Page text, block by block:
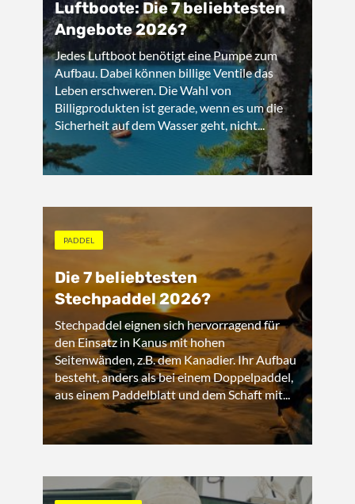
Luftboote: Die 7 beliebtesten
Angebote 2026?
Jedes Luftboot benötigt eine Pumpe zum
Aufbau. Dabei können billige Ventile das
Leben erschweren. Die Wahl von
Billigprodukten ist gerade, wenn es um die
Sicherheit auf dem Wasser geht, nicht...
PADDEL
Die 7 beliebtesten
Stechpaddel 2026?
Stechpaddel eignen sich hervorragend für
den Einsatz in Kanus mit hohen
Seitenwänden, z.B. dem Kanadier. Ihr Aufbau
besteht, anders als bei einem Doppelpaddel,
aus einem Paddelblatt und dem Schaft mit...